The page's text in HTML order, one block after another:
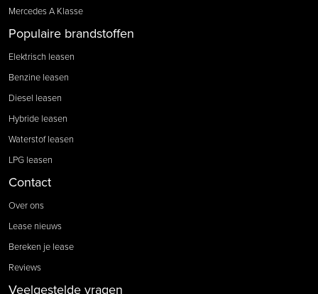
Mercedes A Klasse
Populaire brandstoffen
Elektrisch leasen
Benzine leasen
Diesel leasen
Hybride leasen
Waterstof leasen
LPG leasen
Contact
Over ons
Lease nieuws
Bereken je lease
Reviews
Veelgestelde vragen